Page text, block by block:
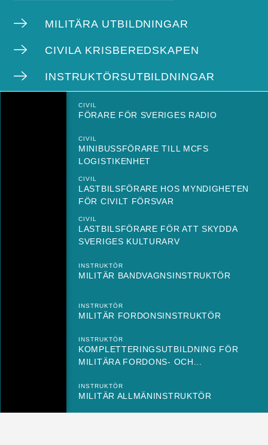
MILITÄRA UTBILDNINGAR
CIVILA KRISBEREDSKAPEN
INSTRUKTÖRSUTBILDNINGAR
CIVIL
FÖRARE FÖR SVERIGES RADIO
CIVIL
MINIBUSSFÖRARE TILL MCFS
LOGISTIKENHET
CIVIL
LASTBILSFÖRARE HOS MYNDIGHETEN
FÖR CIVILT FÖRSVAR
CIVIL
LASTBILSFÖRARE FÖR ATT SKYDDA
SVERIGES KULTURARV
INSTRUKTÖR
MILITÄR BANDVAGNSINSTRUKTÖR
INSTRUKTÖR
MILITÄR FORDONSINSTRUKTÖR
INSTRUKTÖR
KOMPLETTERINGSUTBILDNING FÖR
MILITÄRA FORDONS- OCH...
INSTRUKTÖR
MILITÄR ALLMÄNINSTRUKTÖR